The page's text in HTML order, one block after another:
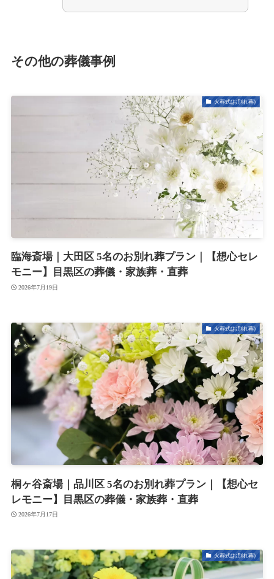
その他の葬儀事例
火葬式(お別れ葬)
臨海斎場｜大田区 5名のお別れ葬プラン｜【想心セレ
モニー】目黒区の葬儀・家族葬・直葬
2026年7月19日
火葬式(お別れ葬)
桐ヶ谷斎場｜品川区 5名のお別れ葬プラン｜【想心セ
レモニー】目黒区の葬儀・家族葬・直葬
2026年7月17日
火葬式(お別れ葬)